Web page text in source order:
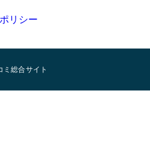
リシー
ミ総合サイト